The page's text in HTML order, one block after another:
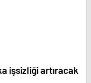
işsizliği artıracak